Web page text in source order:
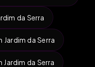
da Serra
Jardim da Serra
Jardim da Serra